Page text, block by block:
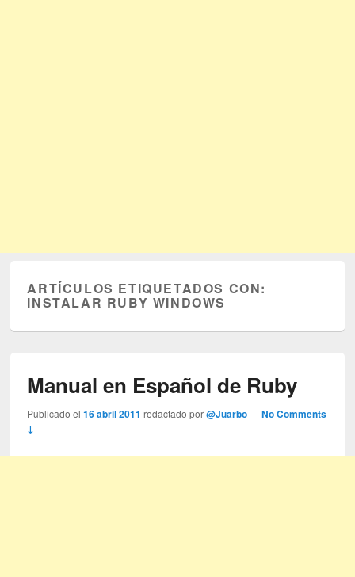
ARTÍCULOS ETIQUETADOS CON:
INSTALAR RUBY WINDOWS
Manual en Español de Ruby
Publicado el16 abril 2011 redactado por@Juarbo —No Comments
↓